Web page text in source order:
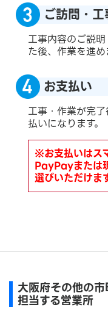
ご訪問・工
工事内容のご説
た後、作業を進め
お支払い
工事・作業が完
払いになります。
※お支払いはス
PayPayまたは
選びいただけま
大阪府その他の
担当する営業所